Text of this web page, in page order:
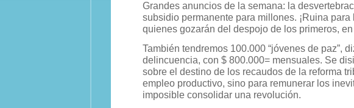
Grandes anuncios de la semana: la
subsidio permanente para millones. ¡Ruina
quienes gozarán del despojo de los primeros,
También tendremos 100.000 “jóvenes de paz”,
delincuencia, con $ 800.000= mensuales. Se
sobre el destino de los recaudos de la reforma
empleo productivo, sino para remunerar los
imposible consolidar una revolución.